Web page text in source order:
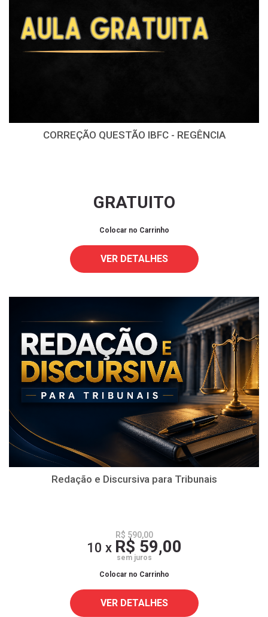
CORREÇÃO QUESTÃO IBFC - REGÊNCIA
GRATUITO
Colocar no Carrinho
VER DETALHES
Redação e Discursiva para Tribunais
R$ 590,00
10 x R$ 59,00
sem juros
Colocar no Carrinho
VER DETALHES